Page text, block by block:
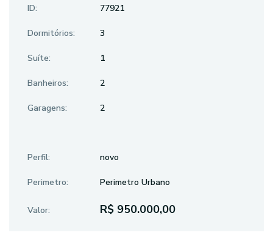
ID: 77921
Dormitórios: 3
Suíte: 1
Banheiros: 2
Garagens: 2
Perfil: novo
Perimetro: Perimetro Urbano
Valor: R$ 950.000,00